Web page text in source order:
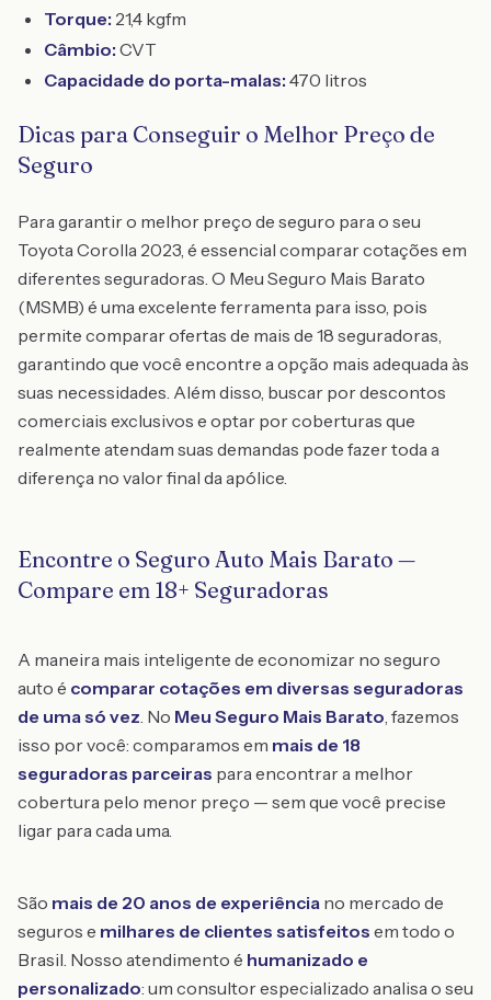
Torque: 21,4 kgfm
Câmbio: CVT
Capacidade do porta-malas: 470 litros
Dicas para Conseguir o Melhor Preço de
Seguro
Para garantir o melhor preço de seguro para o seu
Toyota Corolla 2023, é essencial comparar cotações em
diferentes seguradoras. O Meu Seguro Mais Barato
(MSMB) é uma excelente ferramenta para isso, pois
permite comparar ofertas de mais de 18 seguradoras,
garantindo que você encontre a opção mais adequada às
suas necessidades. Além disso, buscar por descontos
comerciais exclusivos e optar por coberturas que
realmente atendam suas demandas pode fazer toda a
diferença no valor final da apólice.
Encontre o Seguro Auto Mais Barato —
Compare em 18+ Seguradoras
A maneira mais inteligente de economizar no seguro
auto é comparar cotações em diversas seguradoras
de uma só vez. No Meu Seguro Mais Barato, fazemos
isso por você: comparamos em mais de 18
seguradoras parceiras para encontrar a melhor
cobertura pelo menor preço — sem que você precise
ligar para cada uma.
São mais de 20 anos de experiência no mercado de
seguros e milhares de clientes satisfeitos em todo o
Brasil. Nosso atendimento é humanizado e
personalizado: um consultor especializado analisa o seu